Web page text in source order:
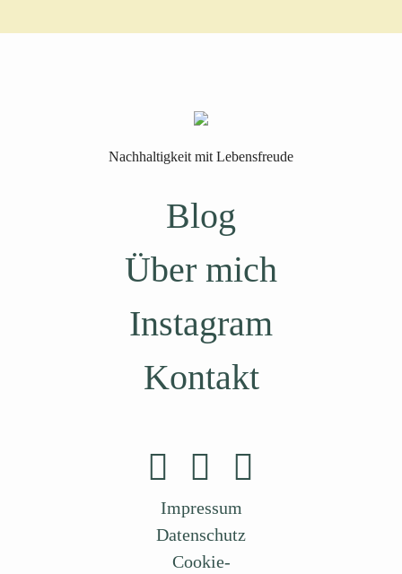
Nachhaltigkeit mit Lebensfreude
Blog
Über mich
Instagram
Kontakt
Impressum
Datenschutz
Cookie-